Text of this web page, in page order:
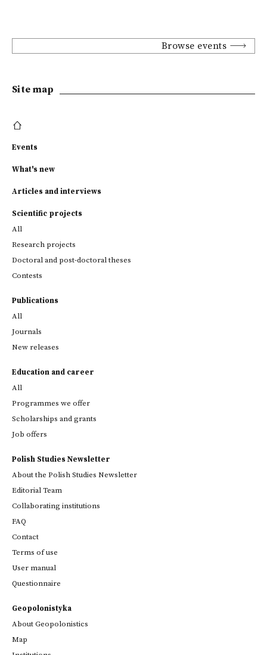
Browse events
Site map
Events
What's new
Articles and interviews
Scientific projects
All
Research projects
Doctoral and post-doctoral theses
Contests
Publications
All
Journals
New releases
Education and career
All
Programmes we offer
Scholarships and grants
Job offers
Polish Studies Newsletter
About the Polish Studies Newsletter
Editorial Team
Collaborating institutions
FAQ
Contact
Terms of use
User manual
Questionnaire
Geopolonistyka
About Geopolonistics
Map